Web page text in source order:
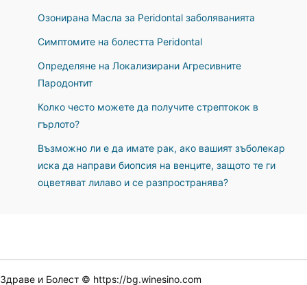
Озонирана Масла за Peridontal заболяванията
Симптомите на болестта Peridontal
Определяне на Локализирани Агресивните
Пародонтит
Колко често можете да получите стрептокок в
гърлото?
Възможно ли е да имате рак, ако вашият зъболекар
иска да направи биопсия на венците, защото те ги
оцветяват лилаво и се разпространява?
Здраве и Болест © https://bg.winesino.com